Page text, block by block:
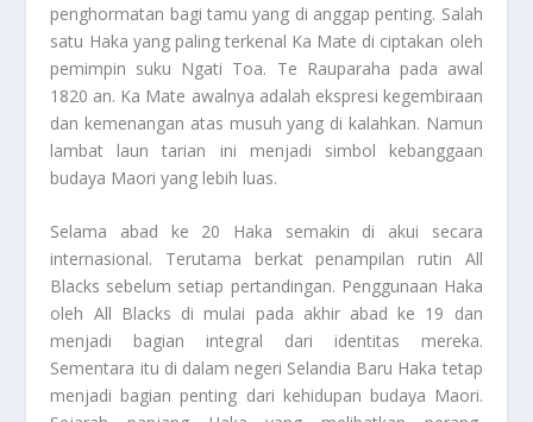
penghormatan bagi tamu yang di anggap penting. Salah
satu Haka yang paling terkenal Ka Mate di ciptakan oleh
pemimpin suku Ngati Toa. Te Rauparaha pada awal
1820 an. Ka Mate awalnya adalah ekspresi kegembiraan
dan kemenangan atas musuh yang di kalahkan. Namun
lambat laun tarian ini menjadi simbol kebanggaan
budaya Maori yang lebih luas.
Selama abad ke 20 Haka semakin di akui secara
internasional. Terutama berkat penampilan rutin All
Blacks sebelum setiap pertandingan. Penggunaan Haka
oleh All Blacks di mulai pada akhir abad ke 19 dan
menjadi bagian integral dari identitas mereka.
Sementara itu di dalam negeri Selandia Baru Haka tetap
menjadi bagian penting dari kehidupan budaya Maori.